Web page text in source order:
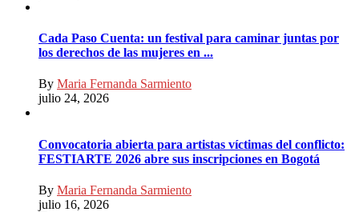
Cada Paso Cuenta: un festival para caminar juntas por
los derechos de las mujeres en ...
By Maria Fernanda Sarmiento
julio 24, 2026
Convocatoria abierta para artistas víctimas del conflicto:
FESTIARTE 2026 abre sus inscripciones en Bogotá
By Maria Fernanda Sarmiento
julio 16, 2026